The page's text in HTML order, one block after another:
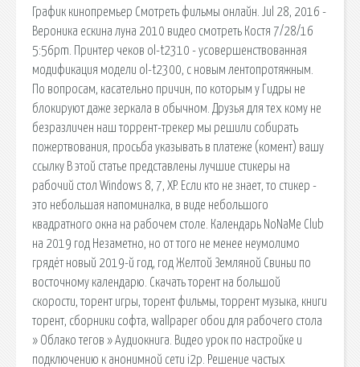
График кинопремьер Смотреть фильмы онлайн. Jul 28, 2016 -
Вероника ескина луна 2010 видео смотреть Костя 7/28/16
5:56pm. Принтер чеков ol-t2310 - усовершенствованная
модификация модели ol-t2300, с новым лентопротяжным.
По вопросам, касательно причин, по которым у Гидры не
блокируют даже зеркала в обычном. Друзья для тех кому не
безразличен наш торрент-трекер мы решили собирать
пожертвования, просьба указывать в платеже (комент) вашу
ссылку В этой статье представлены лучшие стикеры на
рабочий стол Windows 8, 7, XP. Если кто не знает, то стикер -
это небольшая напоминалка, в виде небольшого
квадратного окна на рабочем столе. Календарь NoNaMe Club
на 2019 год Незаметно, но от того не менее неумолимо
грядёт новый 2019-й год, год Желтой Земляной Свиньи по
восточному календарю. Скачать торент на большой
скорости, торент игры, торент фильмы, торрент музыка, книги
торент, сборники софта, wallpaper обои для рабочего стола
» Облако тегов » Аудиокнига. Видео урок по настройке и
подключению к анонимной сети i2p. Решение частых